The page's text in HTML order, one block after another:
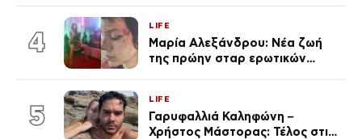
ποια είσαι σοκαρίστικα»
4
LIFE
Μαρία Αλεξάνδρου: Νέα ζωή
της πρώην σταρ ερωτικών
(Φωτογραφίες)
5
LIFE
Γαρυφαλλιά Καληφώνη –
Χρήστος Μάστορας: Τέλος στις